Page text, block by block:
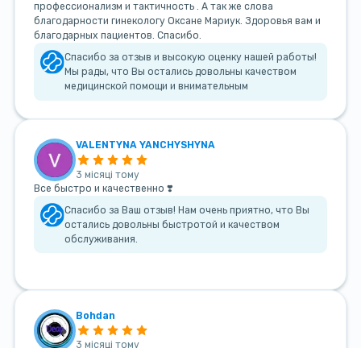
профессионализм и тактичность . А так же слова
благодарности гинекологу Оксане Мариук. Здоровья вам и
благодарных пациентов. Спасибо.
Спасибо за отзыв и высокую оценку нашей работы!
Мы рады, что Вы остались довольны качеством
медицинской помощи и внимательным
VALENTYNA YANCHYSHYNA
3 місяці тому
Все быстро и качественно ❣️
Спасибо за Ваш отзыв! Нам очень приятно, что Вы
остались довольны быстротой и качеством
обслуживания.
Bohdan
3 місяці тому